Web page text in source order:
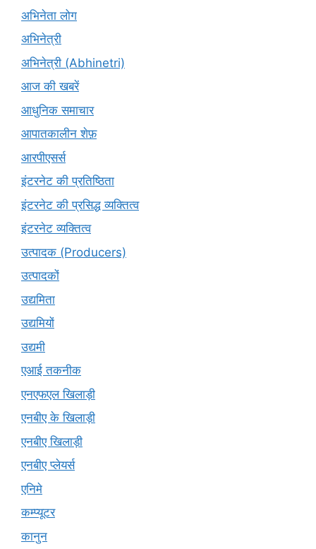
अभिनेता लोग
अभिनेत्री
अभिनेत्री (Abhinetri)
आज की खबरें
आधुनिक समाचार
आपातकालीन शेफ़
आरपीएसर्स
इंटरनेट की प्रतिष्ठिता
इंटरनेट की प्रसिद्ध व्यक्तित्व
इंटरनेट व्यक्तित्व
उत्पादक (Producers)
उत्पादकों
उद्यमिता
उद्यमियों
उद्यमी
एआई तकनीक
एनएफएल खिलाड़ी
एनबीए के खिलाड़ी
एनबीए खिलाड़ी
एनबीए प्लेयर्स
एनिमे
कम्प्यूटर
कानुन